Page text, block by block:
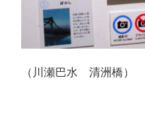
（川瀬巴水 清洲橋）